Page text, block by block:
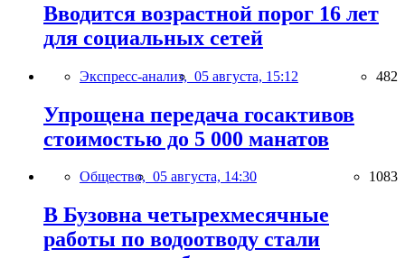
Вводится возрастной порог 16 лет
для социальных сетей
Экспресс-анализ, 05 августа, 15:12 482
Упрощена передача госактивов
стоимостью до 5 000 манатов
Общество, 05 августа, 14:30 1083
В Бузовна четырехмесячные
работы по водоотводу стали